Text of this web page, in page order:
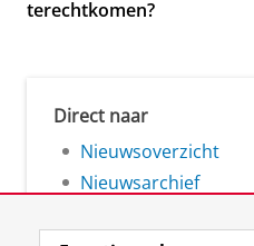
terechtkomen?
Direct naar
Nieuwsoverzicht
Nieuwsarchief